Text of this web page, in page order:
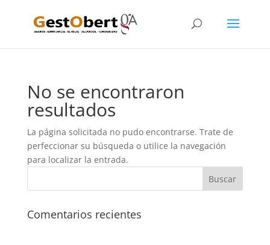
No se encontraron
resultados
La página solicitada no pudo encontrarse. Trate de
perfeccionar su búsqueda o utilice la navegación
para localizar la entrada.
Comentarios recientes